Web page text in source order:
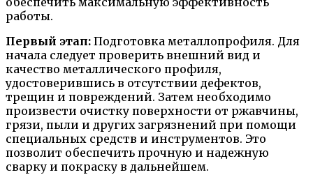
работы.
Первый этап: Подготовка металлопрофиля. Для
начала следует проверить внешний вид и
качество металлического профиля,
удостоверившись в отсутствии дефектов,
трещин и повреждений. Затем необходимо
произвести очистку поверхности от ржавчины,
грязи, пыли и других загрязнений при помощи
специальных средств и инструментов. Это
позволит обеспечить прочную и надежную
сварку и покраску в дальнейшем.